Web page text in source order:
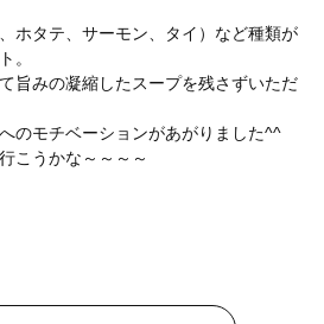
ホタテ、サーモン、タイ）など種類が
。
旨みの凝縮したスープを残さずいただ
のモチベーションがあがりました^^
こうかな～～～～